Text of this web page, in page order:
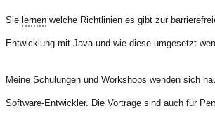
Sie lernen welche Richtlinien es gibt zur
Entwicklung mit Java und wie diese umgesetzt
Meine Schulungen und Workshops wenden sich
Software-Entwickler. Die Vorträge sind auch für